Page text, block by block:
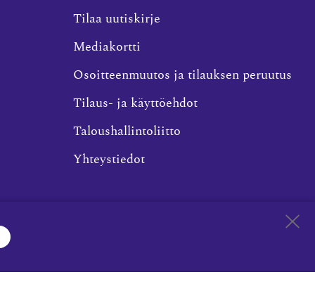
Tilaa uutiskirje
Mediakortti
Osoitteenmuutos ja tilauksen peruutus
Tilaus- ja käyttöehdot
Taloushallintoliitto
Yhteystiedot